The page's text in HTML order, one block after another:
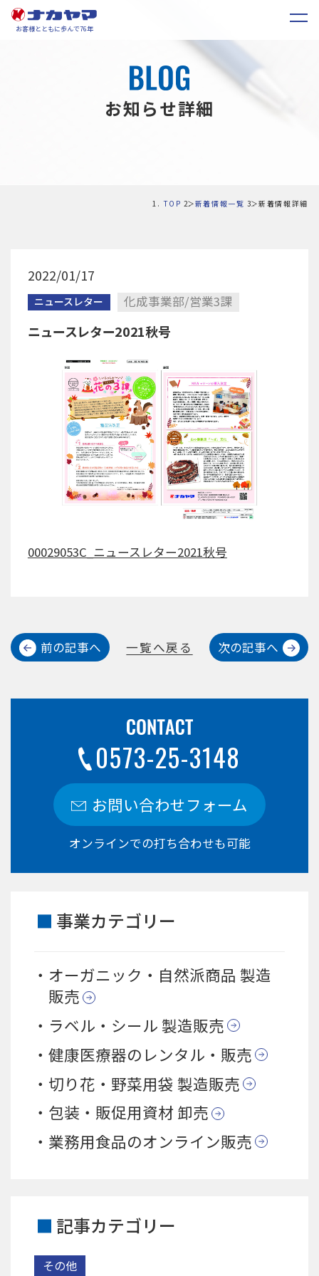
お客様とともに歩んで76年
お知らせ詳細
TOP 新着情報一覧 新着情報詳細
2022/01/17
ニュースレター 化成事業部/営業3課
ニュースレター2021秋号
00029053C_ニュースレター2021秋号
前の記事へ 一覧へ戻る 次の記事へ
0573-25-3148
お問い合わせフォーム
オンラインでの打ち合わせも可能
事業カテゴリー
オーガニック・自然派商品 製造
販売
ラベル・シール 製造販売
健康医療器のレンタル・販売
切り花・野菜用袋 製造販売
包装・販促用資材 卸売
業務用食品のオンライン販売
記事カテゴリー
その他